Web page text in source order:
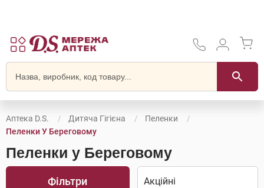
Аптека D.S. Дитяча Гігієна
Пеленки
Пеленки У Береговому
Пеленки у Береговому
Фільтри